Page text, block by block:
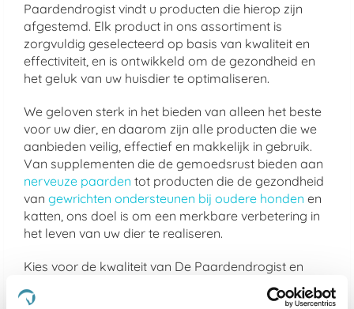
Paardendrogist vindt u producten die hierop zijn
afgestemd. Elk product in ons assortiment is
zorgvuldig geselecteerd op basis van kwaliteit en
effectiviteit, en is ontwikkeld om de gezondheid en
het geluk van uw huisdier te optimaliseren.
We geloven sterk in het bieden van alleen het beste
voor uw dier, en daarom zijn alle producten die we
aanbieden veilig, effectief en makkelijk in gebruik.
Van supplementen die de gemoedsrust bieden aan
nerveuze paarden tot producten die de gezondheid
van gewrichten ondersteunen bij oudere honden en
katten, ons doel is om een merkbare verbetering in
het leven van uw dier te realiseren.
Kies voor de kwaliteit van De Paardendrogist en
Dursy Dog en ervaar zelf de voordelen van onze
zorgvuldig samengestelde producten. Uw dier